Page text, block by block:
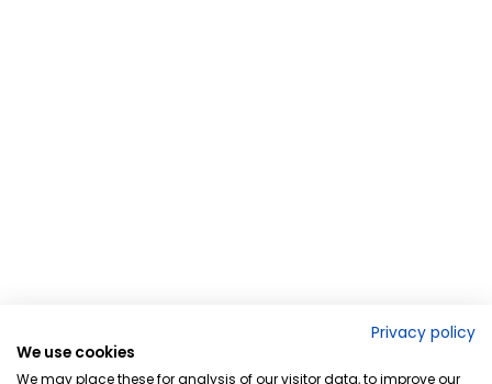
Privacy policy
We use cookies
We may place these for analysis of our visitor data, to improve our